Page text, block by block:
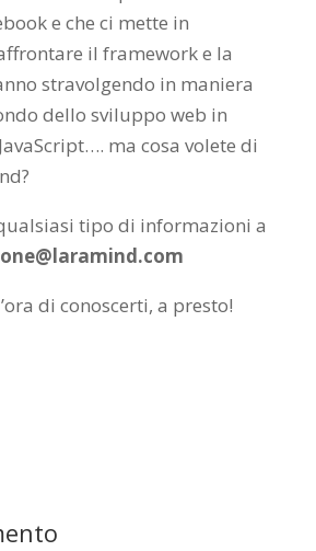
e che ci mette in
il framework e la
stravolgendo in maniera
dello sviluppo web in
ma cosa volete di
tipo di informazioni a
di conoscerti, a presto!